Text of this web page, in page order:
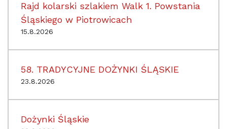
Rajd kolarski szlakiem Walk 1. Powstania
Śląskiego w Piotrowicach
15.8.2026
58. TRADYCYJNE DOŻYNKI ŚLĄSKIE
23.8.2026
Dożynki Śląskie